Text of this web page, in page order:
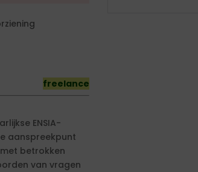
freelance
ENSIA-
aanspreekpunt
betrokken
van vragen